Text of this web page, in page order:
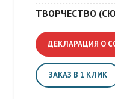
ТВОРЧЕСТВО
ДЕКЛАРАЦИЯ О
ЗАКАЗ В 1 КЛИК